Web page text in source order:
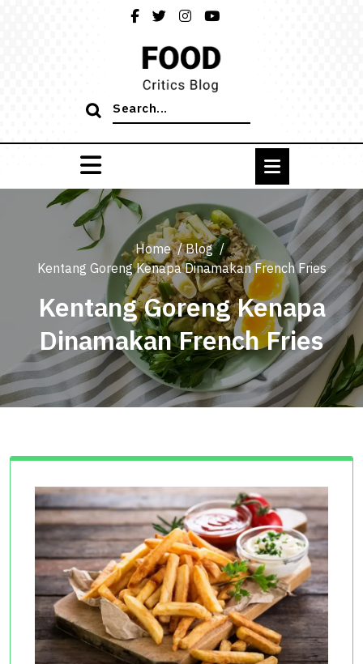
Search
for:
Home/Blog/
Kentang Goreng Kenapa Dinamakan French Fries
Kentang Goreng Kenapa
Dinamakan French Fries